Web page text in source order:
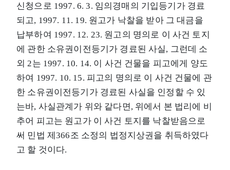
신청으로 1997. 6. 3. 임의경매의 기입등기가 경료
되고, 1997. 11. 19. 원고가 낙찰을 받아 그 대금을
납부하여 1997. 12. 23. 원고의 명의로 이 사건 토지
에 관한 소유권이전등기가 경료된 사실, 그런데 소
외 2는 1997. 10. 14. 이 사건 건물을 피고에게 양도
하여 1997. 10. 15. 피고의 명의로 이 사건 건물에 관
한 소유권이전등기가 경료된 사실을 인정할 수 있
는바, 사실관계가 위와 같다면, 위에서 본 법리에 비
추어 피고는 원고가 이 사건 토지를 낙찰받음으로
써 민법 제366조 소정의 법정지상권을 취득하였다
고 할 것이다.